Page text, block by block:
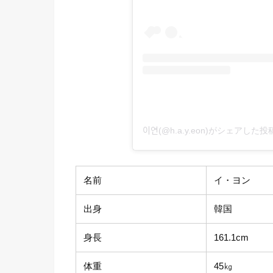
이연(@h.a.y.eon)がシェアした投
名前 イ・ヨン
出身 韓国
身長 161.1cm
体重 45㎏